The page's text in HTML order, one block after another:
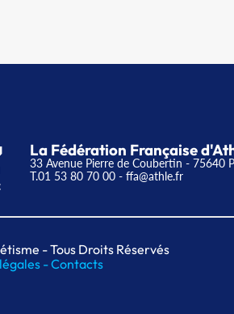
La Fédération Française
33 Avenue Pierre de Coubertin - 75640
T.01 53 80 70 00 - ffa@athle.fr
- Tous Droits Réservés
-Contacts